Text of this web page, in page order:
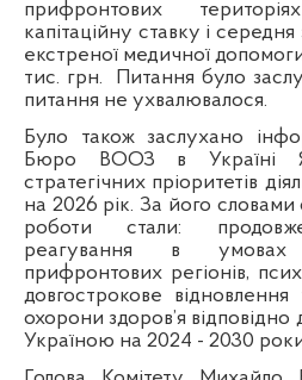
прифронтових
капітаційну ставку і середня
екстреної медичної
тис. грн.
Питання було
питання не ухвалювалося.
Було також заслухано
Бюро ВООЗ в Україні
стратегічних пріоритетів
на 2026 рік. За його
роботи стали:
реагування в умовах
прифронтових регіонів,
довгострокове
охорони здоров’я відповідно
Україною на 2024 - 2030